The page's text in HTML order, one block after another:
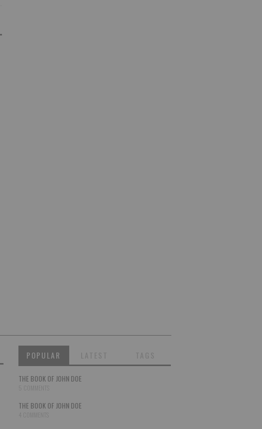
POPULAR
THE BOOK OF JOHN DOE
THE BOOK OF JOHN DOE